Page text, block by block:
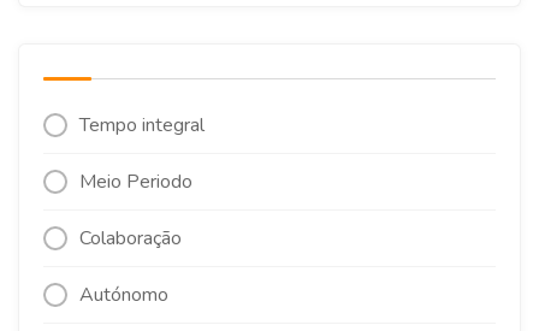
Tempo integral
Meio Periodo
Colaboração
Autónomo